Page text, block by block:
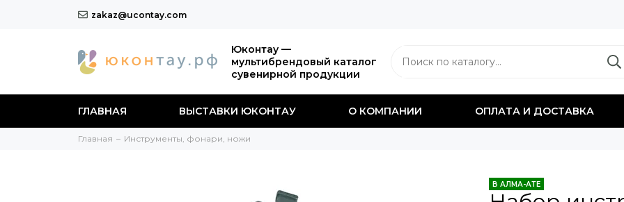
zakaz@ucontay.com
Юконтау —
мультибрендовый каталог
сувенирной продукции
ГЛАВНАЯ ВЫСТАВКИ ЮКОНТАУ О КОМПАНИИ ОПЛАТА И ДОСТАВКА
Главная Инструменты, фонари, ножи
В АЛМА-АТЕ